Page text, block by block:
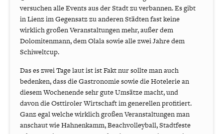
versuchen alle Events aus der Stadt zu verbannen. Es gibt
in Lienz im Gegensatz zu anderen Städten fast keine
wirklich großen Veranstaltungen mehr, außer dem
Dolomitenmann, dem Olala sowie alle zwei Jahre dem
Schiweltcup.
Das es zwei Tage laut ist ist Fakt nur sollte man auch
bedenken, dass die Gastronomie sowie die Hotelerie an
diesem Wochenende sehr gute Umsätze macht, und
davon die Osttiroler Wirtschaft im generellen profitiert.
Ganz egal welche wirklich großen Veranstaltungen man
anschaut wie Hahnenkamm, Beachvolleyball, Stadtfeste